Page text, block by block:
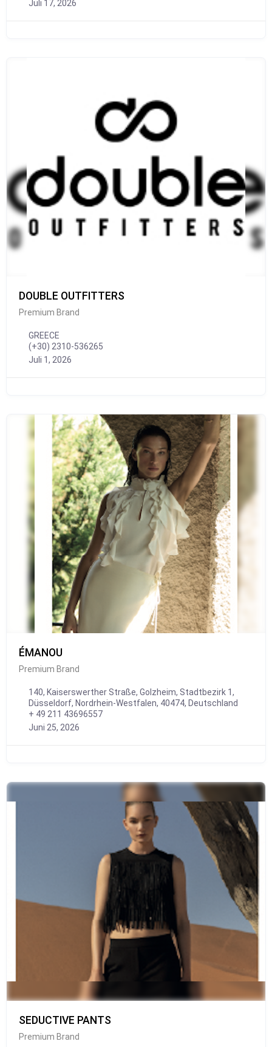
Juli 17, 2026
DOUBLE OUTFITTERS
Premium Brand
GREECE
(+30) 2310-536265
Juli 1, 2026
ÉMANOU
Premium Brand
140, Kaiserswerther Straße, Golzheim, Stadtbezirk 1,
Düsseldorf, Nordrhein-Westfalen, 40474, Deutschland
+ 49 211 43696557
Juni 25, 2026
SEDUCTIVE PANTS
Premium Brand